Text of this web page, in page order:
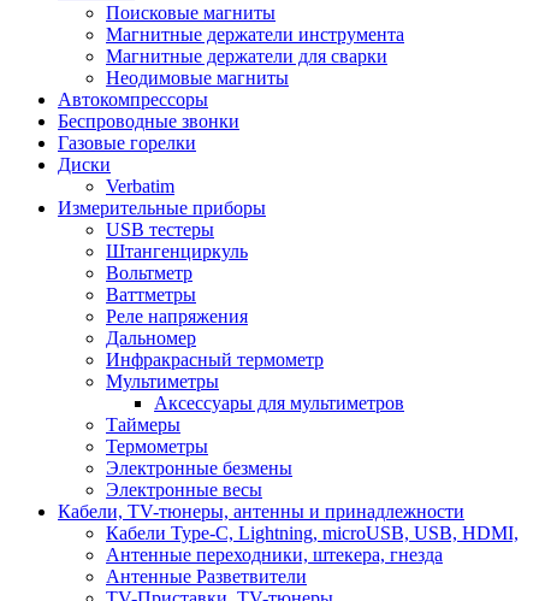
Поисковые магниты
Магнитные держатели инструмента
Магнитные держатели для сварки
Неодимовые магниты
Автокомпрессоры
Беспроводные звонки
Газовые горелки
Диски
Verbatim
Измерительные приборы
USB тестеры
Штангенциркуль
Вольтметр
Ваттметры
Реле напряжения
Дальномер
Инфракрасный термометр
Мультиметры
Аксессуары для мультиметров
Таймеры
Термометры
Электронные безмены
Электронные весы
Кабели, TV-тюнеры, антенны и принадлежности
Кабели Type-C, Lightning, microUSB, USB, HDMI,
Антенные переходники, штекера, гнезда
Антенные Разветвители